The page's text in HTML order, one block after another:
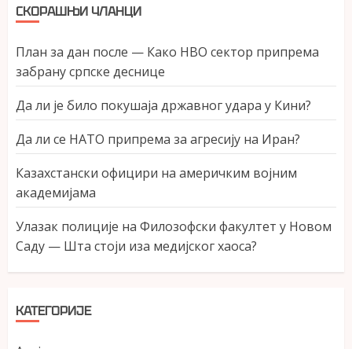
СКОРАШЊИ ЧЛАНЦИ
План за дан после — Како НВО сектор припрема
забрану српске деснице
Да ли је било покушаја државног удара у Кини?
Да ли се НАТО припрема за агресију на Иран?
Казахстански официри на америчким војним
академијама
Улазак полиције на Филозофски факултет у Новом
Саду — Шта стоји иза медијског хаоса?
КАТЕГОРИЈЕ